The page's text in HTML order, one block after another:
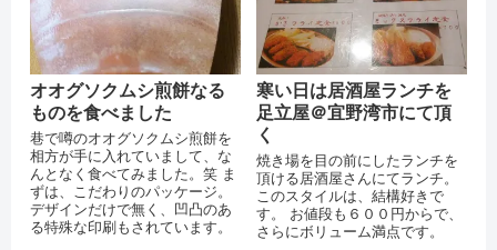
オオグソクムシ煎餅なる
ものを食べました
巷で噂のオオグソクムシ煎餅を
相方が手に入れていまして、な
んとなく食べてみました。笑 ま
ずは、こだわりのパッケージ。
デザインだけで無く、凹凸のあ
る特殊な印刷もされています。
寒い日は居酒屋ランチを
足立屋＠宜野湾市にて頂
く
焼き場を目の前にしたランチを
頂ける居酒屋さんにてランチ。
このスタイルは、結構好きで
す。 お値段も６００円からで、
さらにボリューム満点です。